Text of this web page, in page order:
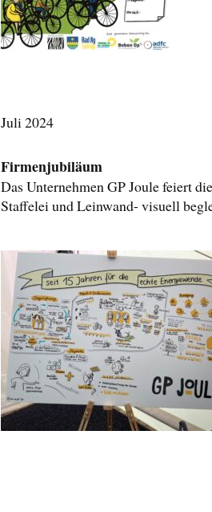
Juli 2024
Firmenjubiläum
Das Unternehmen GP Joule feiert
Staffelei und Leinwand- visuell